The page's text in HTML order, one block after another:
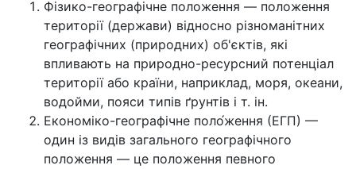
Фізико-географічне положення — положення
території (держави) відносно різноманітних
географічних (природних) об'єктів, які
впливають на природно-ресурсний потенціал
території або країни, наприклад, моря, океани,
водойми, пояси типів ґрунтів і т. ін.
Економіко-географічне поло́ження (ЕГП) —
один із видів загального географічного
положення — це положення певного